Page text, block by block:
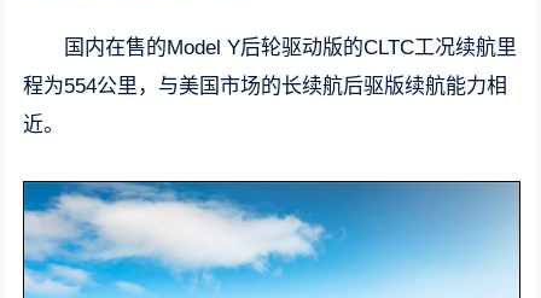
国内在售的Model Y后轮驱动版的CLTC工况续航里
程为554公里，与美国市场的长续航后驱版续航能力相
近。